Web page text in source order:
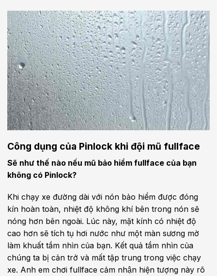
Công dụng của Pinlock khi đội mũ fullface
Sẽ như thế nào nếu mũ bảo hiểm fullface của bạn
không có Pinlock?
Khi chạy xe đường dài với nón bảo hiểm được đóng
kín hoàn toàn, nhiệt độ không khí bên trong nón sẽ
nóng hơn bên ngoài. Lúc này, mặt kính có nhiệt độ
cao hơn sẽ tích tụ hơi nước như một màn sương mờ
làm khuất tầm nhìn của bạn. Kết quả tầm nhìn của
chúng ta bị cản trở và mất tập trung trong việc chạy
xe. Anh em chơi fullface cảm nhận hiện tượng này rõ